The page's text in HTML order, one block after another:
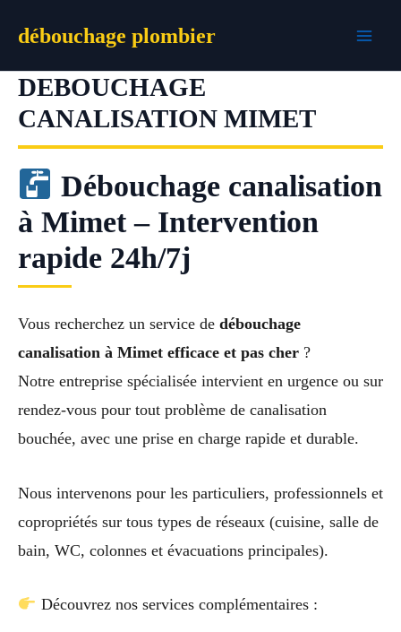
débouchage plombier
DEBOUCHAGE
CANALISATION MIMET
Débouchage canalisation
à Mimet – Intervention
rapide 24h/7j
Vous recherchez un service de débouchage
canalisation à Mimet efficace et pas cher ?
Notre entreprise spécialisée intervient en urgence ou sur
rendez-vous pour tout problème de canalisation
bouchée, avec une prise en charge rapide et durable.
Nous intervenons pour les particuliers, professionnels et
copropriétés sur tous types de réseaux (cuisine, salle de
bain, WC, colonnes et évacuations principales).
Découvrez nos services complémentaires :